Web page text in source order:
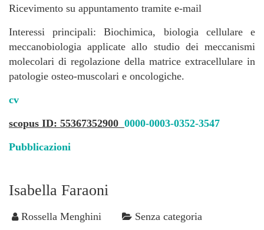
Ricevimento su appuntamento tramite e-mail
Interessi principali: Biochimica, biologia cellulare e
meccanobiologia applicate allo studio dei meccanismi
molecolari di regolazione della matrice extracellulare in
patologie osteo-muscolari e oncologiche.
cv
scopus ID: 55367352900 0000-0003-0352-3547
Pubblicazioni
Isabella Faraoni
Rossella Menghini Senza categoria